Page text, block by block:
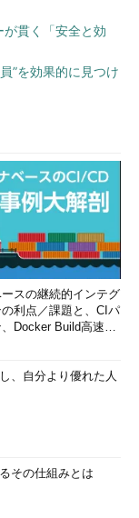
択し、［Enter］
起動できる。
ジャーを起動する
］キーを押す
ーを押さなければ
よくチェックする
スクマネージャ
面で［タスクマネ
。
に利用することが
上に［タスクマネ
因で重くなったよ
の画面表示は可
うなら、［Ctrl］
貫く「安全と効
”を効果的に見つけ
スの継続的インテグ
利点／課題と、CIパ
Docker Build高速化
、自分より優れた人
その仕組みとは